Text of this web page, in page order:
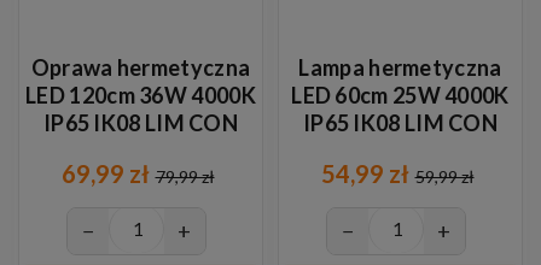
Oprawa hermetyczna
LED 120cm 36W 4000K
IP65 IK08 LIM CON
69,99 zł 79,99 zł
− +
Lampa hermetyczna
LED 60cm 25W 4000K
IP65 IK08 LIM CON
54,99 zł 59,99 zł
− +